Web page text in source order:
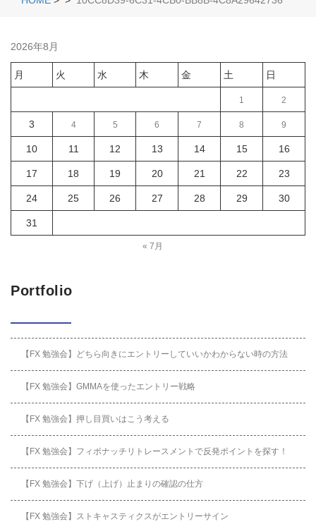
2026年8月
月 火 水 木 金 土 日
1 2
3 4 5 6 7 8 9
10 11 12 13 14 15 16
17 18 19 20 21 22 23
24 25 26 27 28 29 30
31
« 7月
Portfolio
【FX 勉強会】どちら向きにエントリーしていいかわからない時の方法
【FX 勉強会】GMMAを使ったエントリー戦略
【FX 勉強会】押し目買いはこう考える
【FX 勉強会】フィボナッチリトレースメントで反発ポイントを探す！
【FX 勉強会】下げ（上げ）止まりの確認の仕方
【FX 勉強会】ストキャスティクスがエントリーサイン